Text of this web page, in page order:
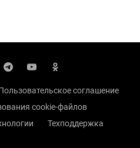
соглашение
cookie-файлов
Техподдержка